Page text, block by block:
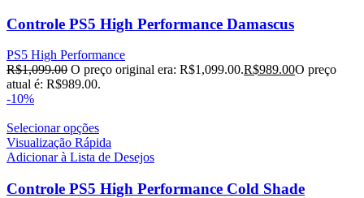
Controle PS5 High Performance Damascus
PS5 High Performance
R$1,099.00 O preço original era: R$1,099.00.R$989.00O preço
atual é: R$989.00.
-10%
Selecionar opções
Visualização Rápida
Adicionar à Lista de Desejos
Controle PS5 High Performance Cold Shade